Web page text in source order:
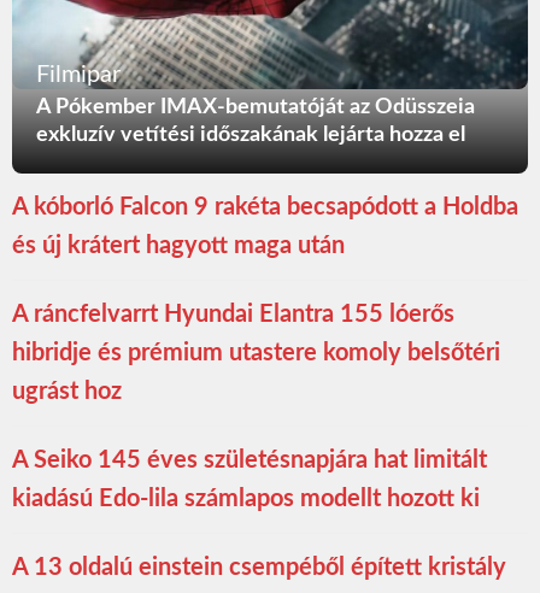
Filmipar
A Pókember IMAX-bemutatóját az Odüsszeia
exkluzív vetítési időszakának lejárta hozza el
A kóborló Falcon 9 rakéta becsapódott a Holdba
és új krátert hagyott maga után
A ráncfelvarrt Hyundai Elantra 155 lóerős
hibridje és prémium utastere komoly belsőtéri
ugrást hoz
A Seiko 145 éves születésnapjára hat limitált
kiadású Edo-lila számlapos modellt hozott ki
A 13 oldalú einstein csempéből épített kristály